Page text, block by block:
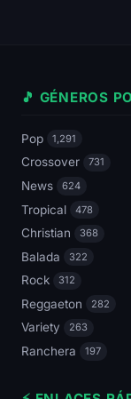
🎵 GÉNEROS
Pop 1,291
Crossover 731
News 624
Tropical 478
Christian 368
Balada 322
Rock 312
Reggaeton 282
Variety 263
Ranchera 197